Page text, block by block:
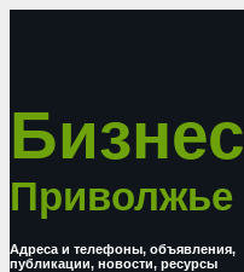
Бизнес
Приволжье
Адреса и телефоны, объявления,
публикации, новости, ресурсы